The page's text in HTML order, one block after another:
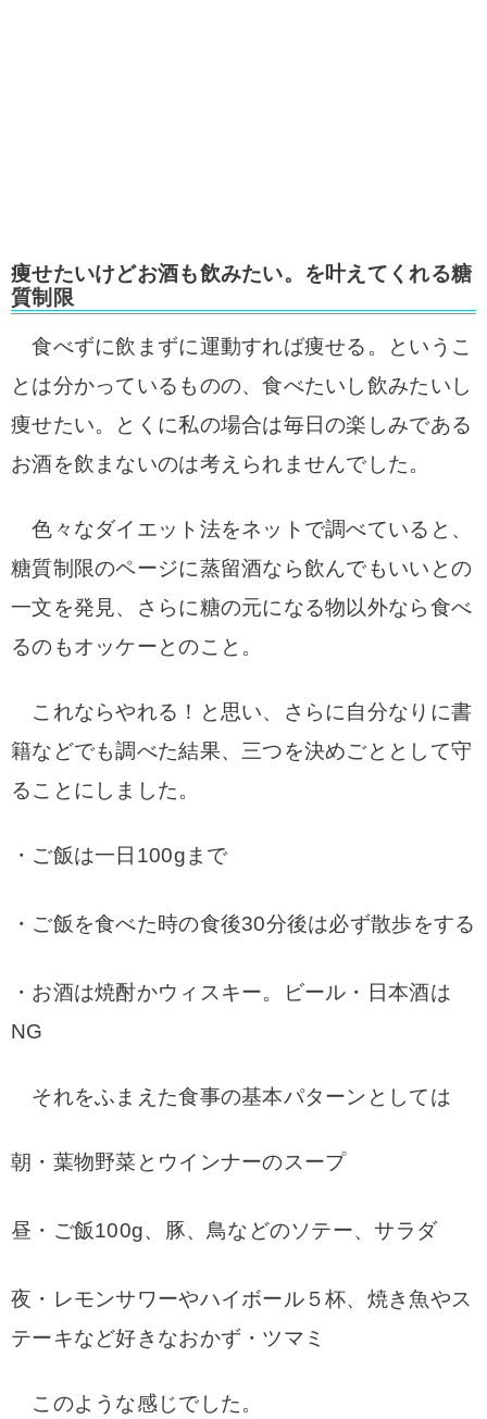
痩せたいけどお酒も飲みたい。を叶えてくれる糖
質制限
食べずに飲まずに運動すれば痩せる。というこ
とは分かっているものの、食べたいし飲みたいし
痩せたい。とくに私の場合は毎日の楽しみである
お酒を飲まないのは考えられませんでした。
色々なダイエット法をネットで調べていると、
糖質制限のページに蒸留酒なら飲んでもいいとの
一文を発見、さらに糖の元になる物以外なら食べ
るのもオッケーとのこと。
これならやれる！と思い、さらに自分なりに書
籍などでも調べた結果、三つを決めごととして守
ることにしました。
・ご飯は一日100gまで
・ご飯を食べた時の食後30分後は必ず散歩をする
・お酒は焼酎かウィスキー。ビール・日本酒は
NG
それをふまえた食事の基本パターンとしては
朝・葉物野菜とウインナーのスープ
昼・ご飯100g、豚、鳥などのソテー、サラダ
夜・レモンサワーやハイボール５杯、焼き魚やス
テーキなど好きなおかず・ツマミ
このような感じでした。